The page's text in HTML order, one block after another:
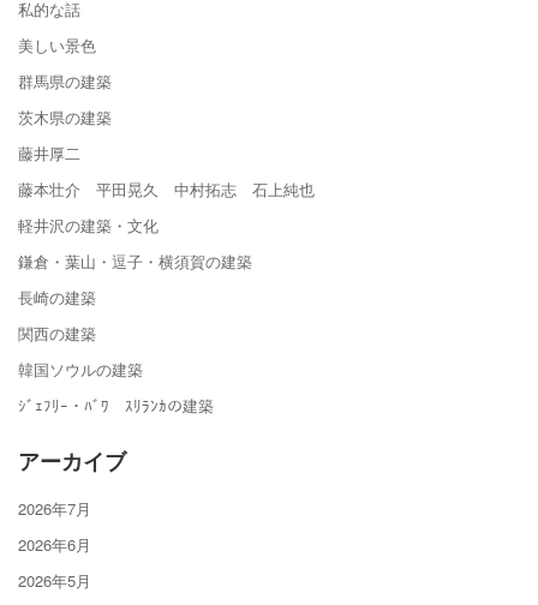
私的な話
美しい景色
群馬県の建築
茨木県の建築
藤井厚二
藤本壮介 平田晃久 中村拓志 石上純也
軽井沢の建築・文化
鎌倉・葉山・逗子・横須賀の建築
長崎の建築
関西の建築
韓国ソウルの建築
ｼﾞｪﾌﾘｰ・ﾊﾞﾜ ｽﾘﾗﾝｶの建築
アーカイブ
2026年7月
2026年6月
2026年5月